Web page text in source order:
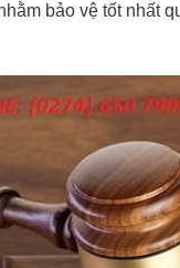
bảo vệ tốt nhất